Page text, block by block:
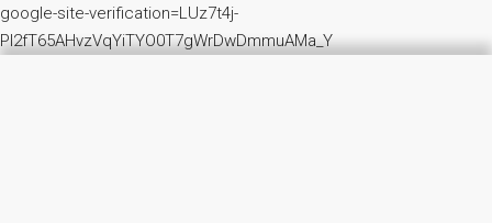
google-site-verification=LUz7t4j-
PI2fT65AHvzVqYiTYO0T7gWrDwDmmuAMa_Y